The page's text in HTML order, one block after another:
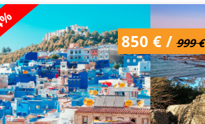
850 € / 999 €